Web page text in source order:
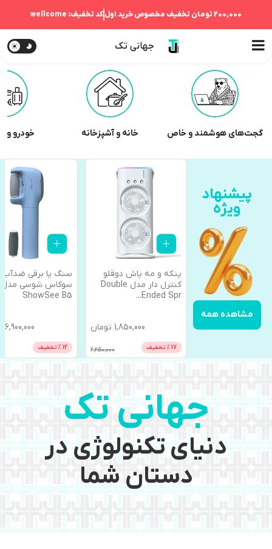
200,000 تومان تخفیف مخصوص خرید اولکد تخفیف: wellcome
جهانی تک
گجت‌های هوشمند و خاص خانه و آشپزخانه خودرو و
پیشنهاد
ویژه
مشاهده همه
مه پاش دوقلو
کنترل دار مدل Double
...
1,850,000 تومان
سنگ پا برقی ضدآب
سوکاس شوسی مدل
ShowSee B5
6,900,000 تومان
12% تخفیف 7,900,000
اینورتر شارژی
220 ولت با پاوربانک
5,498,000
21 % تخفیف
جهانی تک
دنیای تکنولوژی در
دستان شما